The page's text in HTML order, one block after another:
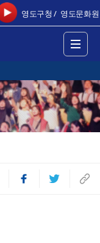
영도구청 / 영도문화원